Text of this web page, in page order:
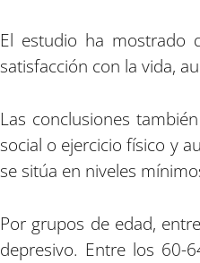
El estudio ha mostrado
satisfacción con la vida,
Las conclusiones
social o ejercicio físico y
se sitúa en niveles
Por grupos de edad,
depresivo. Entre los 60-